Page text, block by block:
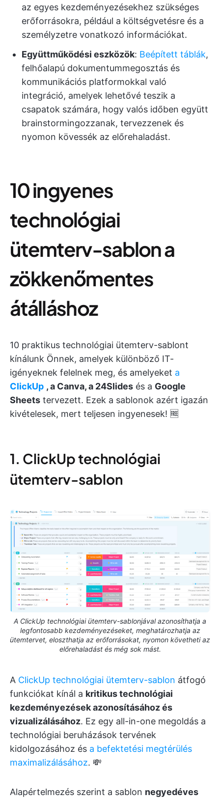
az egyes kezdeményezésekhez szükséges
erőforrásokra, például a költségvetésre és a
személyzetre vonatkozó információkat.
Együttműködési eszközök: Beépített táblák,
felhőalapú dokumentummegosztás és
kommunikációs platformokkal való
integráció, amelyek lehetővé teszik a
csapatok számára, hogy valós időben együtt
brainstormingozzanak, tervezzenek és
nyomon kövessék az előrehaladást.
10 ingyenes
technológiai
ütemterv-sablon a
zökkenőmentes
átálláshoz
10 praktikus technológiai ütemterv-sablont
kínálunk Önnek, amelyek különböző IT-
igényeknek felelnek meg, és amelyeket a
ClickUp , a Canva, a 24Slides és a Google
Sheets tervezett. Ezek a sablonok azért igazán
kivételesek, mert teljesen ingyenesek! 🆓
1. ClickUp technológiai
ütemterv-sablon
A ClickUp technológiai ütemterv-sablonjával azonosíthatja a
legfontosabb kezdeményezéseket, meghatározhatja az
ütemtervet, eloszthatja az erőforrásokat, nyomon követheti az
előrehaladást és még sok mást.
A ClickUp technológiai ütemterv-sablon átfogó
funkciókat kínál a kritikus technológiai
kezdeményezések azonosításához és
vizualizálásához. Ez egy all-in-one megoldás a
technológiai beruházások tervének
kidolgozásához és a befektetési megtérülés
maximalizálásához. 💸
Alapértelmezés szerint a sablon negyedéves